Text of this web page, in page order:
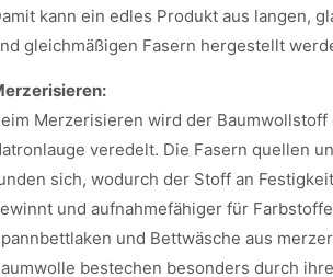
kann ein edles Produkt aus langen,
gleichmäßigen Fasern hergestellt
Merzerisieren wird der Baumwollstoff
veredelt. Die Fasern quellen
sich, wodurch der Stoff an Festigkeit
und aufnahmefähiger für
und Bettwäsche aus
bestechen besonders durch